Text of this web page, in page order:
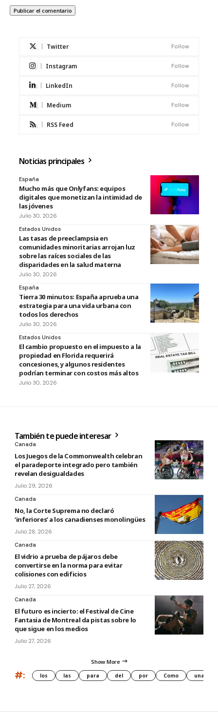
Twitter Follow
Instagram Follow
LinkedIn Follow
Medium Follow
RSS Feed Follow
Noticias principales
España
Mucho más que Onlyfans: equipos
digitales que monetizan la intimidad de
las jóvenes
Julio 30, 2026
Estados Unidos
Las tasas de preeclampsia en
comunidades minoritarias arrojan luz
sobre las raíces sociales de las
disparidades en la salud materna
Julio 30, 2026
España
Tierra 30 minutos: España aprueba una
estrategia para una vida urbana con
todos los derechos
Julio 30, 2026
Estados Unidos
El cambio propuesto en el impuesto a la
propiedad en Florida requerirá
concesiones, y algunos residentes
podrían terminar con costos más altos
Julio 30, 2026
También te puede interesar
Canada
Los Juegos de la Commonwealth celebran
el paradeporte integrado pero también
revelan desigualdades
Julio 29, 2026
Canada
No, la Corte Suprema no declaró
‘inferiores’ a los canadienses monolingües
Julio 28, 2026
Canada
El vidrio a prueba de pájaros debe
convertirse en la norma para evitar
colisiones con edificios
Julio 27, 2026
Canada
El futuro es incierto: el Festival de Cine
Fantasia de Montreal da pistas sobre lo
que sigue en los medios
Julio 27, 2026
Show More
#: los las para del por Como una